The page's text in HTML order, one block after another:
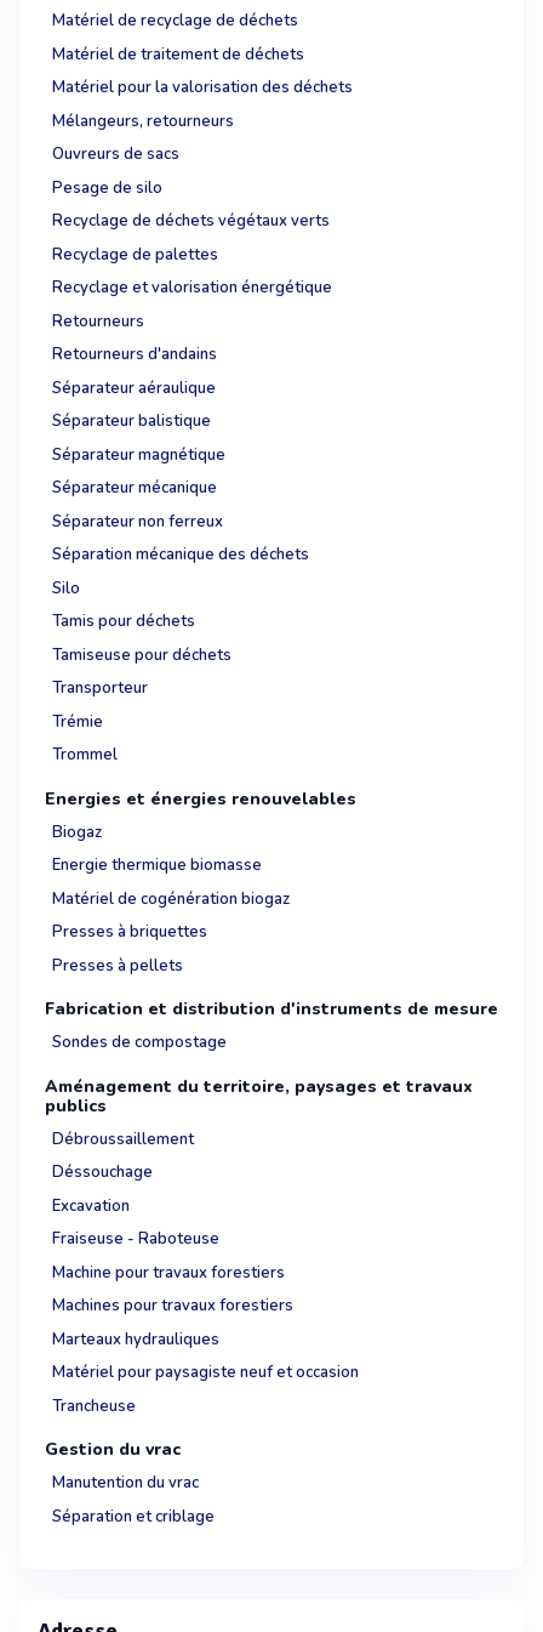
Matériel de recyclage de déchets
Matériel de traitement de déchets
Matériel pour la valorisation des déchets
Mélangeurs, retourneurs
Ouvreurs de sacs
Pesage de silo
Recyclage de déchets végétaux verts
Recyclage de palettes
Recyclage et valorisation énergétique
Retourneurs
Retourneurs d'andains
Séparateur aéraulique
Séparateur balistique
Séparateur magnétique
Séparateur mécanique
Séparateur non ferreux
Séparation mécanique des déchets
Silo
Tamis pour déchets
Tamiseuse pour déchets
Transporteur
Trémie
Trommel
Energies et énergies renouvelables
Biogaz
Energie thermique biomasse
Matériel de cogénération biogaz
Presses à briquettes
Presses à pellets
Fabrication et distribution d'instruments de mesure
Sondes de compostage
Aménagement du territoire, paysages et travaux
publics
Débroussaillement
Déssouchage
Excavation
Fraiseuse - Raboteuse
Machine pour travaux forestiers
Machines pour travaux forestiers
Marteaux hydrauliques
Matériel pour paysagiste neuf et occasion
Trancheuse
Gestion du vrac
Manutention du vrac
Séparation et criblage